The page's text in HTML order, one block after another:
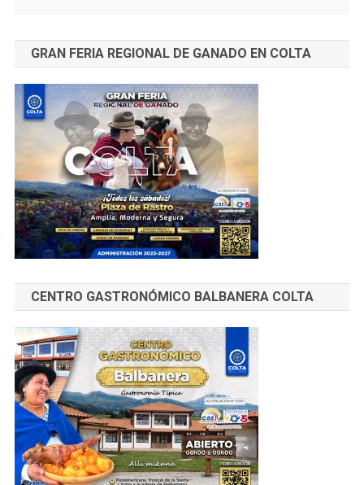
GRAN FERIA REGIONAL DE GANADO EN COLTA
CENTRO GASTRONÓMICO BALBANERA COLTA